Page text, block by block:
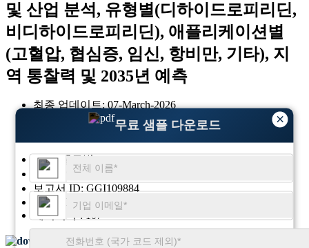
및 산업 분석, 유형별(디하이드로피리딘,
비디하이드로피리딘), 애플리케이션별
(고혈압, 협심증, 임신, 항비만, 기타), 지
역 통찰력 및 2035년 예측
최종 업데이트:07-March-2026
2025
2021-2024
지역:
글로벌
형식:
PDF
보고서 ID:GGI109884
SKU ID:22365543
페이지 수: 107
무료 샘플 다운로드
×
무료 샘플 다운로드